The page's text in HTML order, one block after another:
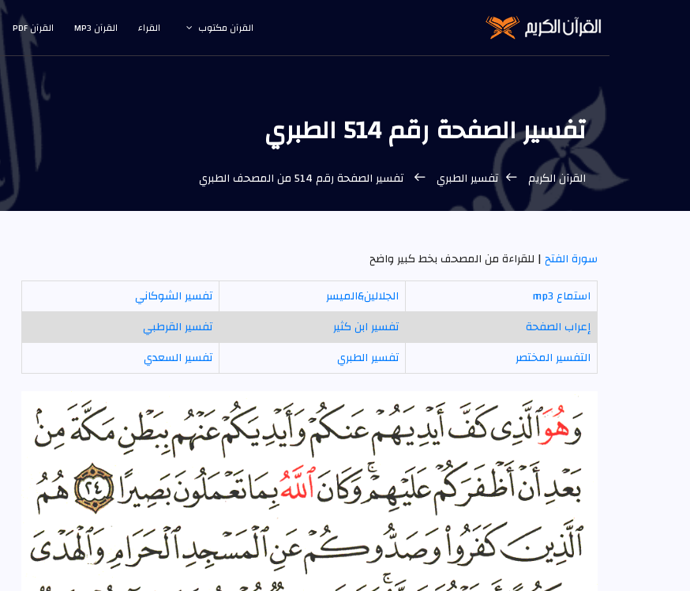
القرآن مكتوب القراء القرآن MP3 القرآن PDF
تفسير الصفحة رقم 514 الطبري
القرآن الكريم تفسير الطبري تفسير الصفحة رقم 514 من المصحف الطبري
سورة الفتح| للقراءة من المصحف بخط كبير واضح
استماع mp3
الجلالين&الميسر
تفسير الشوكاني
إعراب الصفحة
تفسير ابن كثير
تفسير القرطبي
التفسير المختصر
تفسير الطبري تفسير السعدي